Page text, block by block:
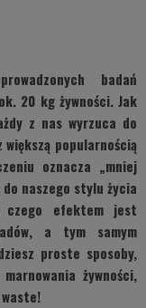
badań
20 kg żywności. Jak
z nas wyrzuca do
popularnością
oznacza „mniej
do naszego stylu życia
czego efektem jest
a tym samym
proste sposoby,
żywności,